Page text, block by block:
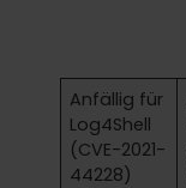
Anfällig für
Log4Shell
(CVE-2021-
44228)